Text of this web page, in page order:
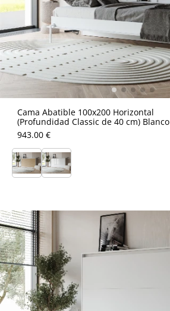
Cama Abatible 100x200 Horizontal
(Profundidad Classic de 40 cm) Blanco
943.00 €